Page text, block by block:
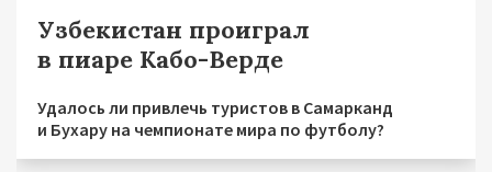
Узбекистан проиграл
в пиаре Кабо-Верде
Удалось ли привлечь туристов в Самарканд
и Бухару на чемпионате мира по футболу?